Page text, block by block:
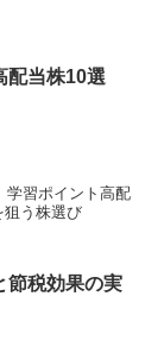
配当株10選
学習ポイント高配
狙う株選び
節税効果の実